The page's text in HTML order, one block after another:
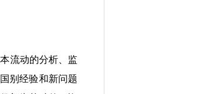
流动的分析、监
别经验和新问题